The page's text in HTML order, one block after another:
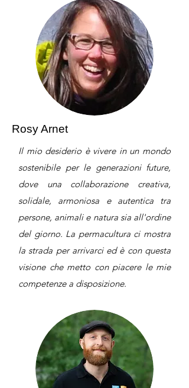
Rosy Arnet
Il mio desiderio è vivere in un mondo
sostenibile per le generazioni future,
dove una collaborazione creativa,
solidale, armoniosa e autentica tra
persone, animali e natura sia all'ordine
del giorno. La permacultura ci mostra
la strada per arrivarci ed è con questa
visione che metto con piacere le mie
competenze a disposizione.